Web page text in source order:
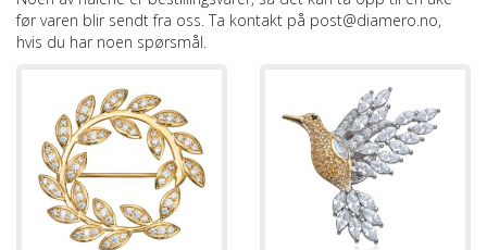
før varen blir sendt fra oss. Ta kontakt på post@diamero.no,
hvis du har noen spørsmål.